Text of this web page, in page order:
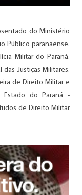
do Ministério
Público paranaense.
Militar do Paraná.
Justiças Militares.
de Direito Militar e
do Paraná -
de Direito Militar